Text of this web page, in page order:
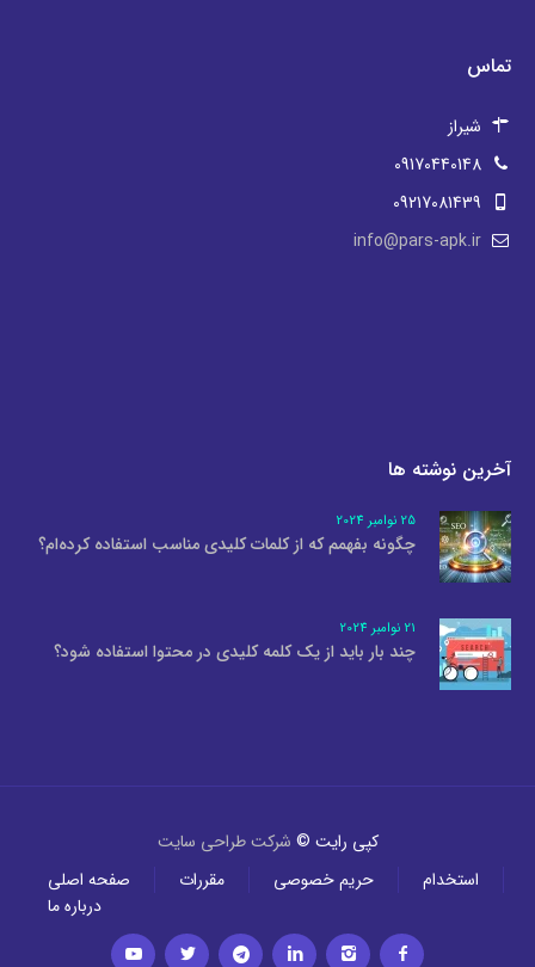
تماس
شیراز
09170440148
09217081439
info@pars-apk.ir
آخرین نوشته ها
25 نوامبر 2024
چگونه بفهمم که از کلمات کلیدی مناسب استفاده کرده‌ام؟
21 نوامبر 2024
چند بار باید از یک کلمه کلیدی در محتوا استفاده شود؟
کپی رایت © شرکت طراحی سایت
صفحه اصلی
مقررات حریم خصوصی
استخدام
درباره ما